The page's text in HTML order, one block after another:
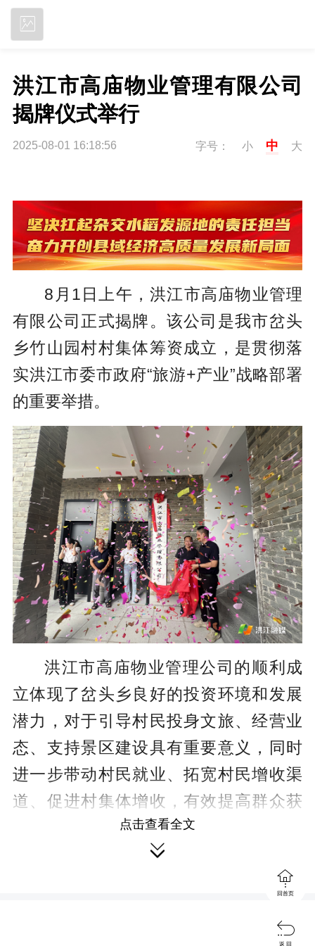
洪江市高庙物业管理有限公司
揭牌仪式举行
2025-08-01 16:18:56 字号： 小 中 大
8月1日上午，洪江市高庙物业管理
有限公司正式揭牌。该公司是我市岔头
乡竹山园村村集体筹资成立，是贯彻落
实洪江市委市政府“旅游+产业”战略部署
的重要举措。
洪江市高庙物业管理公司的顺利成
立体现了岔头乡良好的投资环境和发展
潜力，对于引导村民投身文旅、经营业
态、支持景区建设具有重要意义，同时
进一步带动村民就业、拓宽村民增收渠
道、促进村集体增收，有效提高群众获
得感、幸福感。
接下来，该公司将以提升高庙考古
遗址公园服务质量，提高游客满意度为
目标，通过多元化的运作方式，加强公
点击查看全文


回首页

返 回